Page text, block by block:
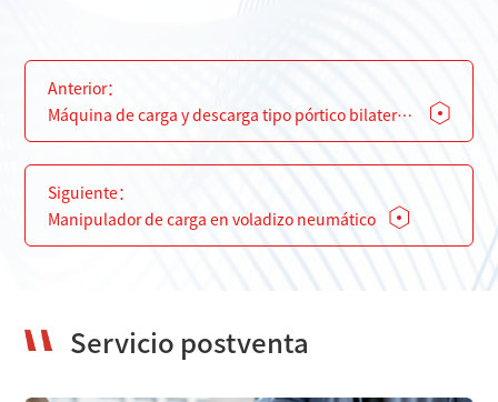
Anterior：
Máquina de carga y descarga tipo pórtico bilateral
(200KG)
Siguiente：
Manipulador de carga en voladizo neumático
Servicio postventa